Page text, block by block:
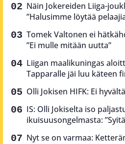
Näin Jokereiden Liiga-
”Halusimme löytää
Tomek Valtonen ei
”Ei mulle mitään uutta”
Liigan maalikuningas
Tapparalle jäi luu käteen
Olli Jokisen HIFK: Ei
IS: Olli Jokiselta iso
ikuisuusongelmasta:
Nyt se on varmaa: